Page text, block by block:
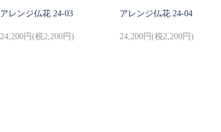
アレンジ仏花 24-03
24,200円(税2,200円)
アレンジ仏花 24-04
24,200円(税2,200円)